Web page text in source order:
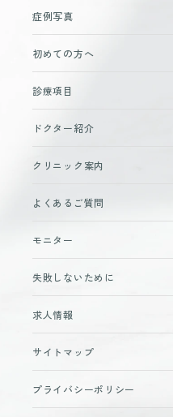
症例写真
初めての方へ
診療項目
ドクター紹介
クリニック案内
よくあるご質問
モニター
失敗しないために
求人情報
サイトマップ
プライバシーポリシー